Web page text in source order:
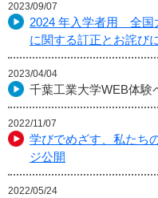
2023/09/07
2024 年入学者用 全国
に関する訂正とお詫び
2023/04/04
千葉工業大学WEB体験
2022/11/07
学びでめざす、私たち
ジ公開
2022/05/24